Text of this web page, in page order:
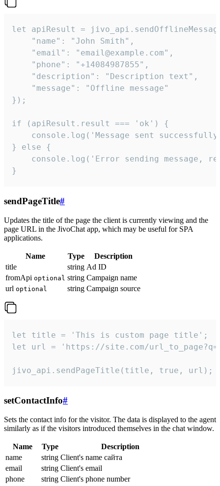
let apiResult =
    "name": "John Smith",
    "email": "email@example.com",
    "phone": "+14084987855",
    "description": "Description text",
    "message": "Offline message"
});
if (apiResult.result === 'ok') {
console.log('Message sent
} else {
console.log('Error sending message,
}
sendPageTitle#
Updates the title of the page the client is currently viewing and the
page URL in the JivoChat app, which may be useful for SPA
applications.
Name Type
Description
title
string Ad ID
fromApi optional string Campaign name
url optional string Campaign source
let title = 'This is custom page title';
let url = 'https://site.com/
jivo_api.sendPageTitle(title, true, url);
setContactInfo#
Sets the contact info for the visitor. The data is displayed to the agent
similarly as if the visitors introduced themselves in the chat window.
Name Type
Description
name
string Client's name сайта
email
string Client's email
phone
string Client's phone number